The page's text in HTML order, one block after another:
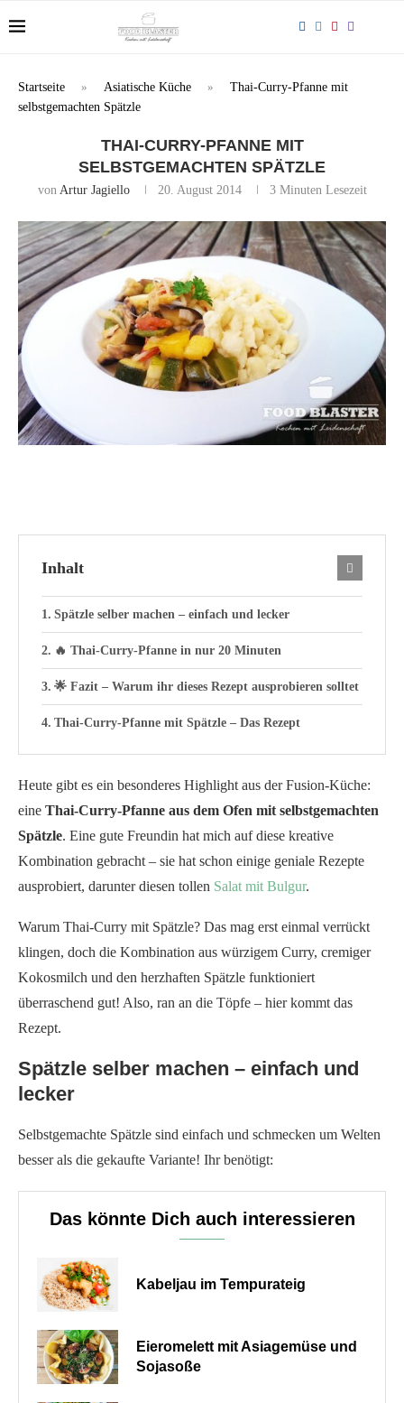
Startseite » Asiatische Küche »
Thai-Curry-Pfanne mit
selbstgemachten Spätzle
THAI-CURRY-PFANNE MIT
SELBSTGEMACHTEN SPÄTZLE
von Artur Jagiello 20. August 2014 3 Minuten Lesezeit
Inhalt
Spätzle selber machen – einfach und lecker
🔥 Thai-Curry-Pfanne in nur 20 Minuten
🌟 Fazit – Warum ihr dieses Rezept ausprobieren solltet
Thai-Curry-Pfanne mit Spätzle – Das Rezept
Heute gibt es ein besonderes Highlight aus der Fusion-Küche:
eine Thai-Curry-Pfanne aus dem Ofen mit selbstgemachten
Spätzle. Eine gute Freundin hat mich auf diese kreative
Kombination gebracht – sie hat schon einige geniale Rezepte
ausprobiert, darunter diesen tollen Salat mit Bulgur.
Warum Thai-Curry mit Spätzle? Das mag erst einmal verrückt
klingen, doch die Kombination aus würzigem Curry, cremiger
Kokosmilch und den herzhaften Spätzle funktioniert
überraschend gut! Also, ran an die Töpfe – hier kommt das
Rezept.
Spätzle selber machen – einfach und
lecker
Selbstgemachte Spätzle sind einfach und schmecken um Welten
besser als die gekaufte Variante! Ihr benötigt:
Das könnte Dich auch interessieren
Kabeljau im Tempurateig
Eieromelett mit Asiagemüse und
Sojasoße